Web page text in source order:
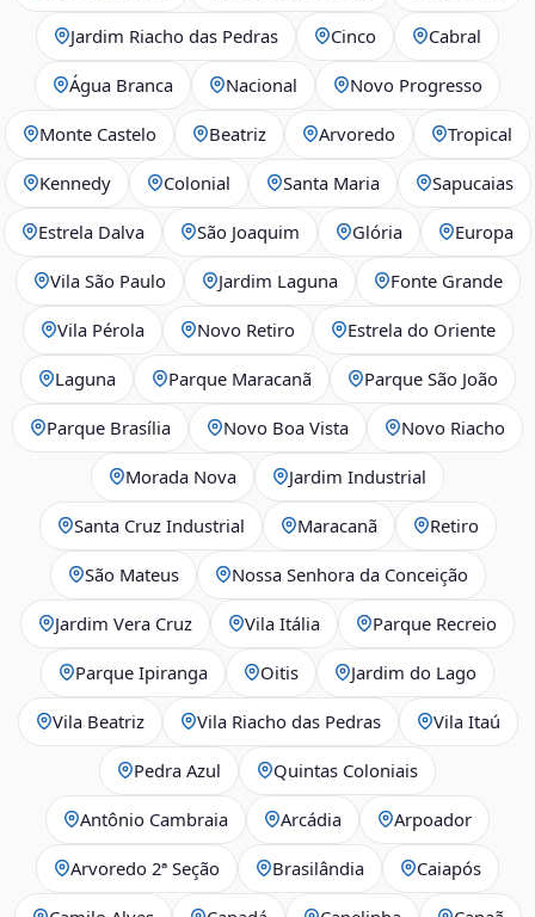
Jardim Riacho das Pedras Cinco Cabral
Água Branca Nacional Novo Progresso
Monte Castelo Beatriz Arvoredo Tropical
Kennedy Colonial Santa Maria Sapucaias
Estrela Dalva São Joaquim Glória Europa
Vila São Paulo Jardim Laguna Fonte Grande
Vila Pérola Novo Retiro Estrela do Oriente
Laguna Parque Maracanã Parque São João
Parque Brasília Novo Boa Vista Novo Riacho
Morada Nova Jardim Industrial
Santa Cruz Industrial Maracanã Retiro
São Mateus Nossa Senhora da Conceição
Jardim Vera Cruz Vila Itália Parque Recreio
Parque Ipiranga Oitis Jardim do Lago
Vila Beatriz Vila Riacho das Pedras Vila Itaú
Pedra Azul Quintas Coloniais
Antônio Cambraia Arcádia Arpoador
Arvoredo 2ª Seção Brasilândia Caiapós